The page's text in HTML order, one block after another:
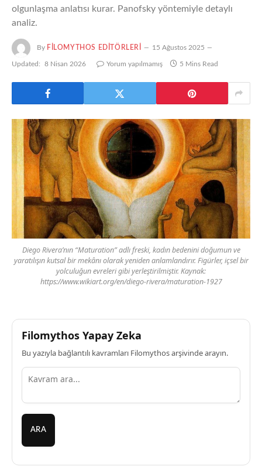
olgunlaşma anlatısı kurar. Panofsky yöntemiyle detaylı
analiz.
By FILOMYTHOS EDITÖRLERI 15 Ağustos 2025
Updated: 8 Nisan 2026 Yorum yapılmamış 5 Mins Read
Diego Rivera’nın “Maturation” adlı freski, kadın bedenini doğumun ve
yaratılışın kutsal bir mekânı olarak yeniden anlamlandırır. Figürler, içsel bir
yolculuğun evreleri gibi yerleştirilmiştir. Kaynak:
https://www.wikiart.org/en/diego-rivera/maturation-1927
Filomythos Yapay Zeka
Bu yazıyla bağlantılı kavramları Filomythos arşivinde arayın.
ARA